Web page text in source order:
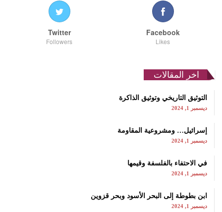
Facebook
Likes
Twitter
Followers
اخر المقالات
التوثيق التاريخي وتوثيق الذاكرة
ديسمبر 1, 2024
إسرائيل… ومشروعية المقاومة
ديسمبر 1, 2024
في الاحتفاء بالفلسفة وقيمها
ديسمبر 1, 2024
ابن بطوطة إلى البحر الأسود وبحر قزوين
ديسمبر 1, 2024